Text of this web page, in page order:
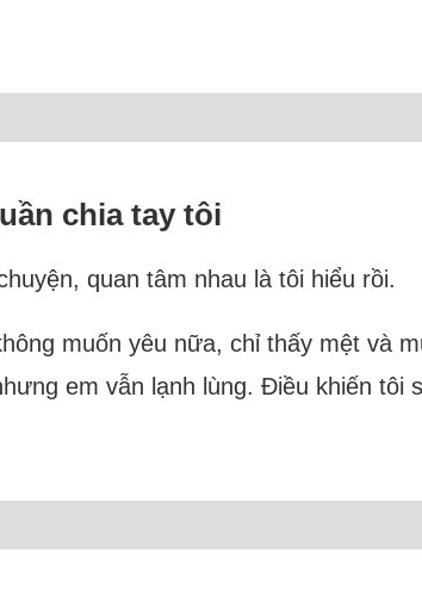
chia tay tôi
quan tâm nhau là tôi hiểu rồi.
muốn yêu nữa, chỉ thấy mệt và
em vẫn lạnh lùng. Điều khiến tôi